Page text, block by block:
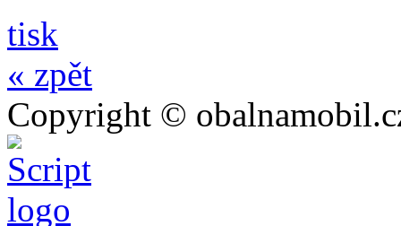
tisk
« zpět
Copyright ©